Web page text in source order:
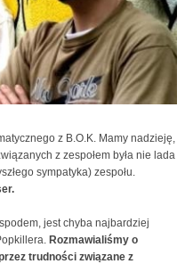
z B.O.K. Mamy nadzieję,
z zespołem była nie lada
sympatyka) zespołu.
jest chyba najbardziej
Rozmawialiśmy o
trudności związane z